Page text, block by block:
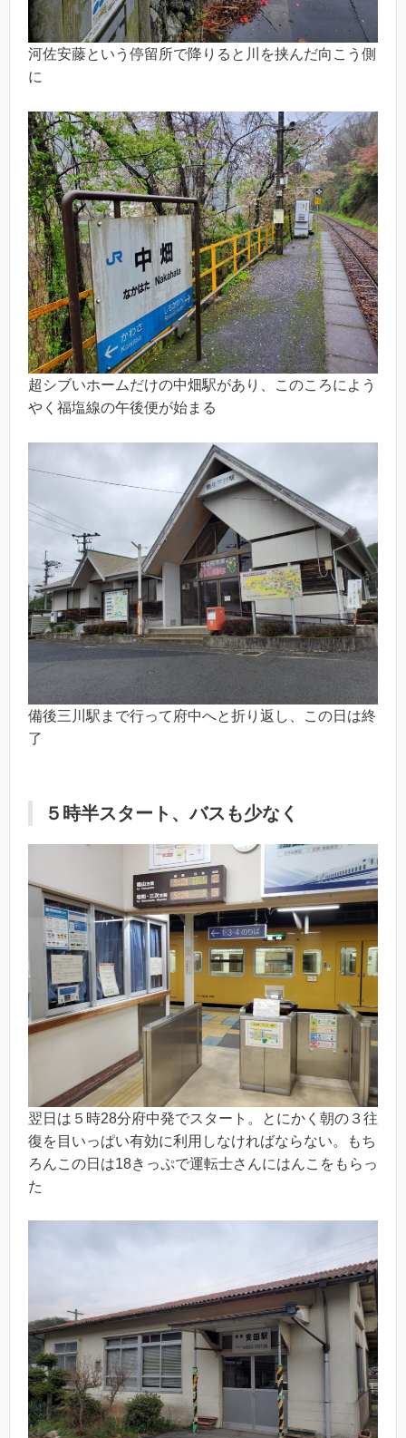
河佐安藤という停留所で降りると川を挟んだ向こう側
に
超シブいホームだけの中畑駅があり、このころによう
やく福塩線の午後便が始まる
備後三川駅まで行って府中へと折り返し、この日は終
了
５時半スタート、バスも少なく
翌日は５時28分府中発でスタート。とにかく朝の３往
復を目いっぱい有効に利用しなければならない。もち
ろんこの日は18きっぷで運転士さんにはんこをもらっ
た